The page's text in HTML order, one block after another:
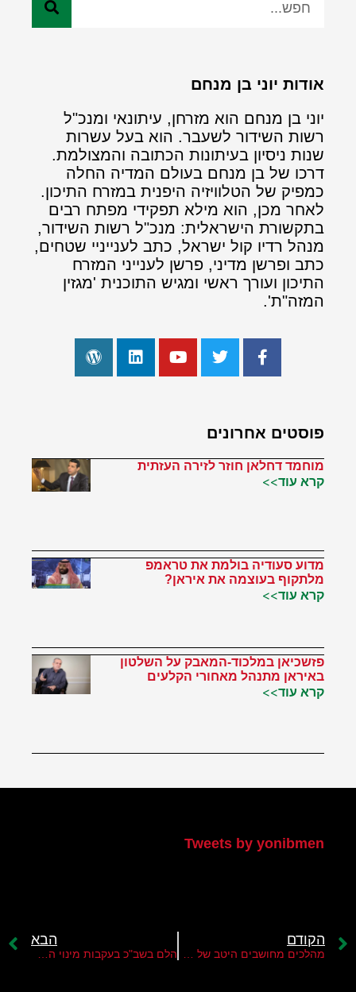
אודות יוני בן מנחם
יוני בן מנחם הוא מזרחן, עיתונאי ומנכ"ל
רשות השידור לשעבר. הוא בעל עשרות
שנות ניסיון בעיתונות הכתובה והמצולמת.
דרכו של בן מנחם בעולם המדיה החלה
כמפיק של הטלוויזיה היפנית במזרח התיכון.
לאחר מכן, הוא מילא תפקידי מפתח רבים
בתקשורת הישראלית: מנכ"ל רשות השידור,
מנהל רדיו קול ישראל, כתב לענייניי שטחים,
כתב ופרשן מדיני, פרשן לענייני המזרח
התיכון ועורך ראשי ומגיש התוכנית 'מגזין
המזה"ת'.
פוסטים אחרונים
מוחמד דחלאן חוזר לזירה העזתית
קרא עוד>>
מדוע סעודיה בולמת את טראמפ
מלתקוף בעוצמה את איראן?
קרא עוד>>
פזשכיאן במלכוד-המאבק על השלטון
באיראן מתנהל מאחורי הקלעים
קרא עוד>>
Tweets by yonibmen
הקודם הבא